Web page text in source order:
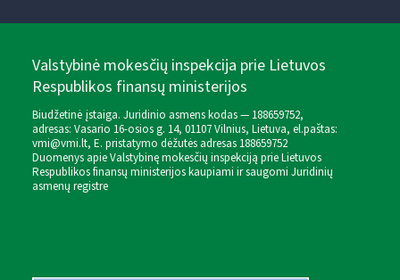
Valstybinė mokesčių inspekcija prie Lietuvos
Respublikos finansų ministerijos
Biudžetinė įstaiga. Juridinio asmens kodas — 188659752,
adresas: Vasario 16-osios g. 14, 01107 Vilnius, Lietuva, el.paštas:
vmi@vmi.lt, E. pristatymo dėžutės adresas 188659752
Duomenys apie Valstybinę mokesčių inspekciją prie Lietuvos
Respublikos finansų ministerijos kaupiami ir saugomi Juridinių
asmenų registre